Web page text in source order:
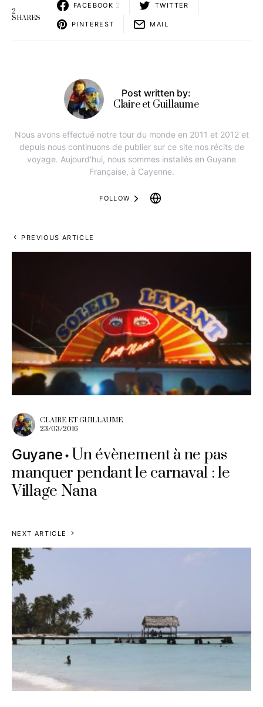
2
SHARES
FACEBOOK 2 TWITTER
PINTEREST MAIL
Post written by:
Claire et Guillaume
Nous avons effectué notre tour du monde en 2011 et 2012 et
depuis nous continuons de publier sur ce site nos récits de
voyage. Aujourd'hui, nous sommes installés en Guyane
Française, à Cayenne.
FOLLOW
PREVIOUS ARTICLE
CLAIRE ET GUILLAUME
23/03/2016
Guyane
Un évènement à ne pas
manquer pendant le carnaval : le
Village Nana
NEXT ARTICLE